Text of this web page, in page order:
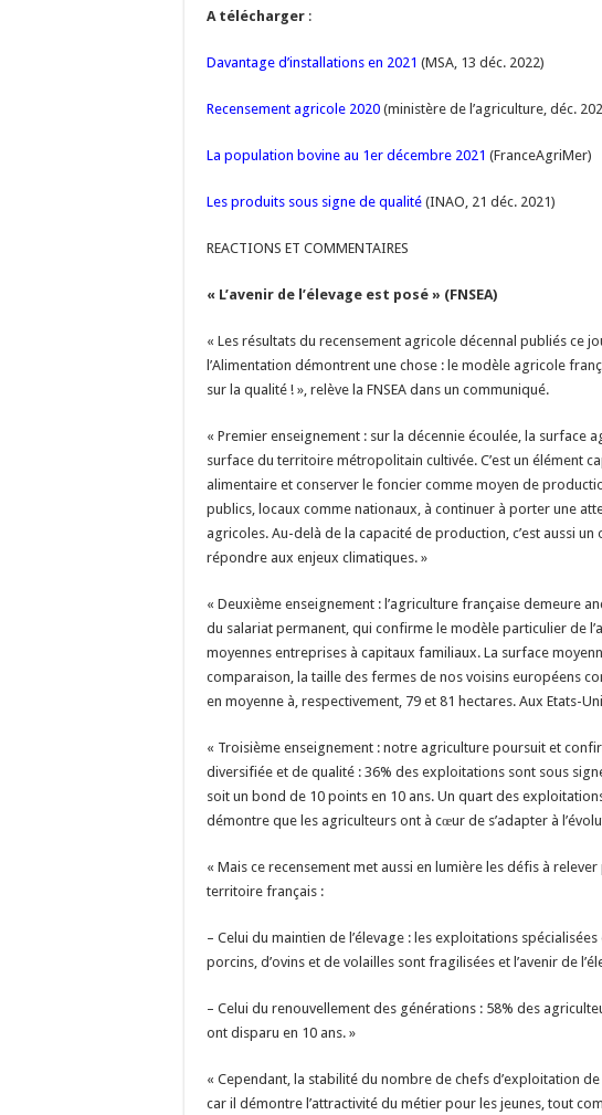
A télécharger :
Davantage d’installations en 2021 (MSA, 13 déc. 2022)
Recensement agricole 2020 (ministère de l’agriculture, déc.
La population bovine au 1er décembre 2021 (FranceAgriMer)
Les produits sous signe de qualité (INAO, 21 déc. 2021)
REACTIONS ET COMMENTAIRES
« L’avenir de l’élevage est posé » (FNSEA)
« Les résultats du recensement agricole décennal publiés ce
l’Alimentation démontrent une chose : le modèle agricole
sur la qualité ! », relève la FNSEA dans un communiqué.
« Premier enseignement : sur la décennie écoulée, la surface
surface du territoire métropolitain cultivée. C’est un élément
alimentaire et conserver le foncier comme moyen de
publics, locaux comme nationaux, à continuer à porter une
agricoles. Au-delà de la capacité de production, c’est aussi
répondre aux enjeux climatiques. »
« Deuxième enseignement : l’agriculture française demeure
du salariat permanent, qui confirme le modèle particulier de
moyennes entreprises à capitaux familiaux. La surface
comparaison, la taille des fermes de nos voisins européens
en moyenne à, respectivement, 79 et 81 hectares. Aux Etats-
« Troisième enseignement : notre agriculture poursuit et
diversifiée et de qualité : 36% des exploitations sont sous
soit un bond de 10 points en 10 ans. Un quart des
démontre que les agriculteurs ont à cœur de s’adapter à
« Mais ce recensement met aussi en lumière les défis à
territoire français :
– Celui du maintien de l’élevage : les exploitations
porcins, d’ovins et de volailles sont fragilisées et l’avenir de
– Celui du renouvellement des générations : 58% des
ont disparu en 10 ans. »
« Cependant, la stabilité du nombre de chefs d’exploitation
car il démontre l’attractivité du métier pour les jeunes, tout